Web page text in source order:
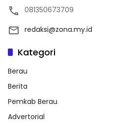
081350673709
redaksi@zona.my.id
Kategori
Berau
Berita
Pemkab Berau
Advertorial